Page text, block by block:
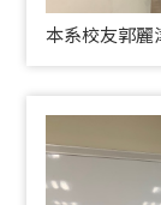
本系校友郭麗